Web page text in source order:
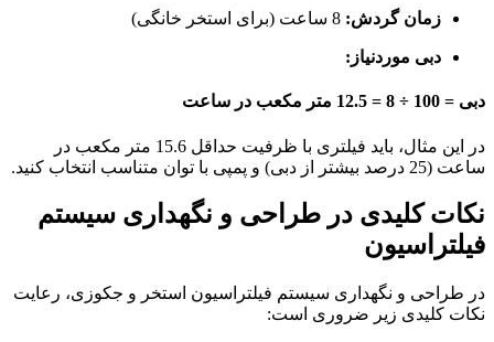
زمان گردش:
دبی موردنیاز:
دبی = 100 ÷ 8 = 12.5 متر مکعب در ساعت
در این مثال، باید فیلتری با ظرفیت حداقل 15.6 متر مکعب در
ساعت (25 درصد بیشتر از دبی) و پمپی با توان متناسب انتخاب کنید.
نکات کلیدی در طراحی و نگهداری سیستم
فیلتراسیون
در طراحی و نگهداری سیستم فیلتراسیون استخر و جکوزی، رعایت
نکات کلیدی زیر ضروری است: